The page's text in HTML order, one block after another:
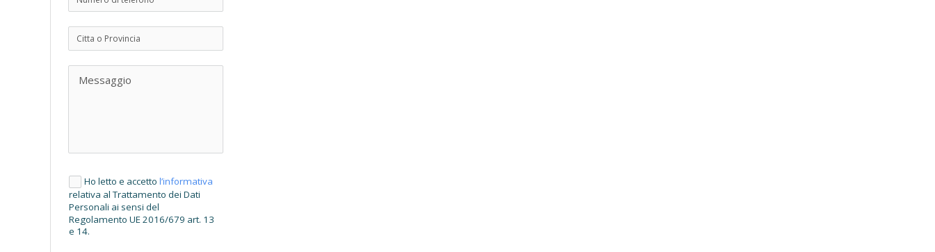
Ho letto e accettol’informativa
relativa al Trattamento dei Dati
Personali ai sensi del
Regolamento UE 2016/679 art. 13
e 14.